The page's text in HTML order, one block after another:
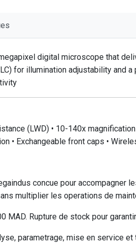
digital microscope that
for illumination adjustability and
(LWD) • 10-140x
• Exchangeable front caps •
concue pour accompagner
multiplier les operations de
MAD. Rupture de stock pour
parametrage, mise en service